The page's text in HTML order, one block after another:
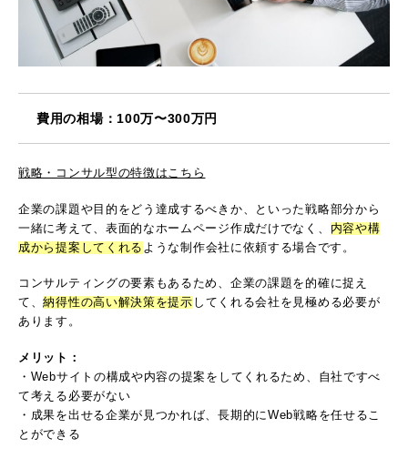
費用の相場：100万〜300万円
戦略・コンサル型の特徴はこちら
企業の課題や目的をどう達成するべきか、といった戦略部分から
一緒に考えて、表面的なホームページ作成だけでなく、
内容や構
成から提案してくれる ような制作会社に依頼する場合です。
コンサルティングの要素もあるため、企業の課題を的確に捉え
て、納得性の高い解決策を提示 してくれる会社を見極める必要が
あります。
メリット：
・Webサイトの構成や内容の提案をしてくれるため、自社ですべ
て考える必要がない
・成果を出せる企業が見つかれば、長期的にWeb戦略を任せるこ
とができる